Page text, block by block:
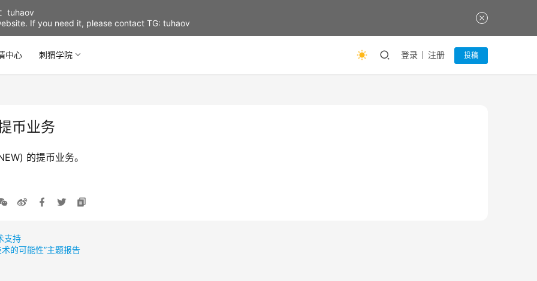
中心 刺猬学院 登录 注册 投稿
币业务
的提币业务。
支持
的可能性”主题报告
tuhaov
If you need it, please contact TG: tuhaov